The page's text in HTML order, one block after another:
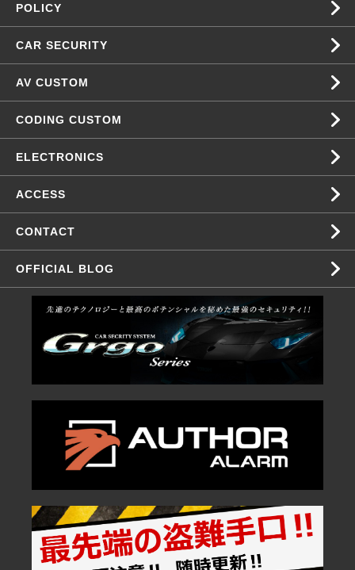
POLICY
CAR SECURITY
AV CUSTOM
CODING CUSTOM
ELECTRONICS
ACCESS
CONTACT
OFFICIAL BLOG